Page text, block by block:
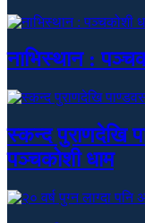
नाभिस्थान :
स्कन्द पुराणदेखि
पञ्चकोशी धाम